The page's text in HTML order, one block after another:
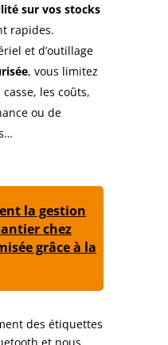
sur vos stocks
rapides.
et d’outillage
, vous limitez
les coûts,
ou de
la gestion
chez
grâce à la
des étiquettes
et nous